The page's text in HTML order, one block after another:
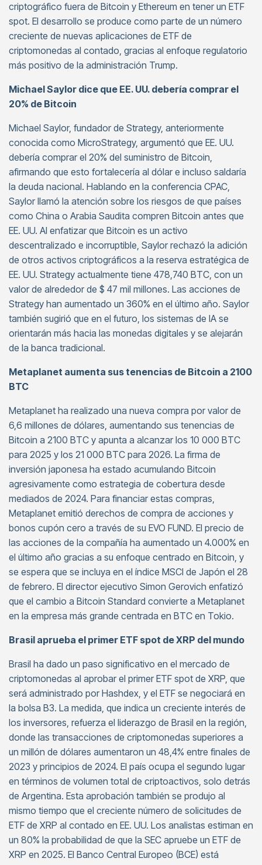
criptográfico fuera de Bitcoin y Ethereum en tener un ETF
spot. El desarrollo se produce como parte de un número
creciente de nuevas aplicaciones de ETF de
criptomonedas al contado, gracias al enfoque regulatorio
más positivo de la administración Trump.
Michael Saylor dice que EE. UU. debería comprar el
20% de Bitcoin
Michael Saylor, fundador de Strategy, anteriormente
conocida como MicroStrategy, argumentó que EE. UU.
debería comprar el 20% del suministro de Bitcoin,
afirmando que esto fortalecería al dólar e incluso saldaría
la deuda nacional. Hablando en la conferencia CPAC,
Saylor llamó la atención sobre los riesgos de que países
como China o Arabia Saudita compren Bitcoin antes que
EE. UU. Al enfatizar que Bitcoin es un activo
descentralizado e incorruptible, Saylor rechazó la adición
de otros activos criptográficos a la reserva estratégica de
EE. UU. Strategy actualmente tiene 478,740 BTC, con un
valor de alrededor de $ 47 mil millones. Las acciones de
Strategy han aumentado un 360% en el último año. Saylor
también sugirió que en el futuro, los sistemas de IA se
orientarán más hacia las monedas digitales y se alejarán
de la banca tradicional.
Metaplanet aumenta sus tenencias de Bitcoin a 2100
BTC
Metaplanet ha realizado una nueva compra por valor de
6,6 millones de dólares, aumentando sus tenencias de
Bitcoin a 2100 BTC y apunta a alcanzar los 10 000 BTC
para 2025 y los 21 000 BTC para 2026. La firma de
inversión japonesa ha estado acumulando Bitcoin
agresivamente como estrategia de cobertura desde
mediados de 2024. Para financiar estas compras,
Metaplanet emitió derechos de compra de acciones y
bonos cupón cero a través de su EVO FUND. El precio de
las acciones de la compañía ha aumentado un 4.000% en
el último año gracias a su enfoque centrado en Bitcoin, y
se espera que se incluya en el índice MSCI de Japón el 28
de febrero. El director ejecutivo Simon Gerovich enfatizó
que el cambio a Bitcoin Standard convierte a Metaplanet
en la empresa más grande centrada en BTC en Tokio.
Brasil aprueba el primer ETF spot de XRP del mundo
Brasil ha dado un paso significativo en el mercado de
criptomonedas al aprobar el primer ETF spot de XRP, que
será administrado por Hashdex, y el ETF se negociará en
la bolsa B3. La medida, que indica un creciente interés de
los inversores, refuerza el liderazgo de Brasil en la región,
donde las transacciones de criptomonedas superiores a
un millón de dólares aumentaron un 48,4% entre finales de
2023 y principios de 2024. El país ocupa el segundo lugar
en términos de volumen total de criptoactivos, solo detrás
de Argentina. Esta aprobación también se produjo al
mismo tiempo que el creciente número de solicitudes de
ETF de XRP al contado en EE. UU. Los analistas estiman en
un 80% la probabilidad de que la SEC apruebe un ETF de
XRP en 2025. El Banco Central Europeo (BCE) está